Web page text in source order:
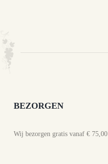
BEZORGEN
Wij bezorgen gratis vanaf € 75,00